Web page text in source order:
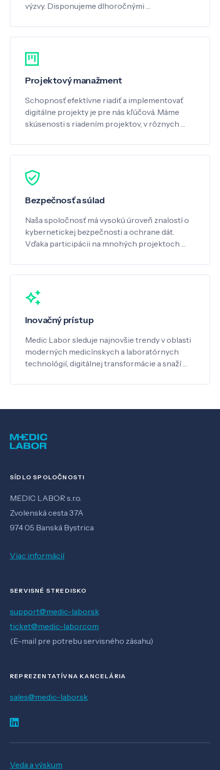
výzvy. Disponujeme dlhoročnými …
Projektový manažment
Schopnosť efektívne riadiť a implementovať
digitálne projekty je pre nás kľúčová. Máme
skúsenosti s riadením projektov, v rôznych …
Bezpečnosť a súlad
Naša spoločnosť má vysokú úroveň znalostí o
kybernetickej bezpečnosti a ochrane dát.
Vďaka participácii na mnohých projektoch …
Inovačný prístup
Medic Labor sleduje najnovšie trendy v oblasti
moderných medicínskych a laboratórnych
technológií, digitálnej transformácie a snaží …
SÍDLO SPOLOČNOSTI
MEDIC LABOR s.r.o.
Zvolenská cesta 37A
974 05 Banská Bystrica
Viac informácií
SERVISNÉ STREDISKO
support@medic-labor.sk
ticket@medic-labor.com
(E-mail pre potrebu servisného zásahu)
REPREZENTATÍVNA KANCELÁRIA
sales@medic-labor.sk
Veda a výskum